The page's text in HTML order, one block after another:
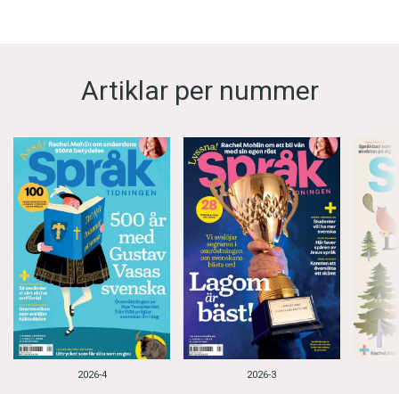
Artiklar per nummer
2026-4 2026-3